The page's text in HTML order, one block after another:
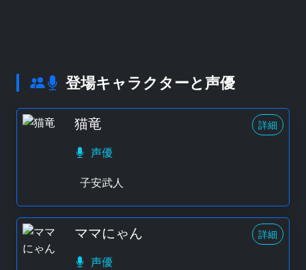
登場キャラクターと声優
猫竜 詳細
声優
子安武人
ママにゃん 詳細
声優